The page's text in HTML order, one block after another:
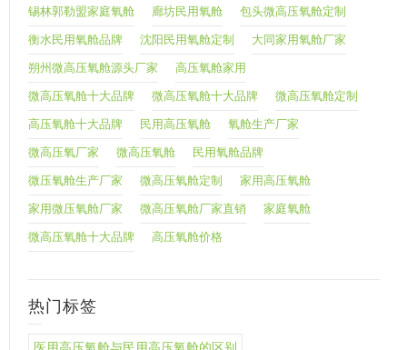
锡林郭勒盟家庭氧舱 廊坊民用氧舱 包头微高压氧舱定制
衡水民用氧舱品牌 沈阳民用氧舱定制 大同家用氧舱厂家
朔州微高压氧舱源头厂家 高压氧舱家用
微高压氧舱十大品牌 微高压氧舱十大品牌 微高压氧舱定制
高压氧舱十大品牌 民用高压氧舱 氧舱生产厂家
微高压氧厂家 微高压氧舱 民用氧舱品牌
微压氧舱生产厂家 微高压氧舱定制 家用高压氧舱
家用微压氧舱厂家 微高压氧舱厂家直销 家庭氧舱
微高压氧舱十大品牌 高压氧舱价格
热门标签